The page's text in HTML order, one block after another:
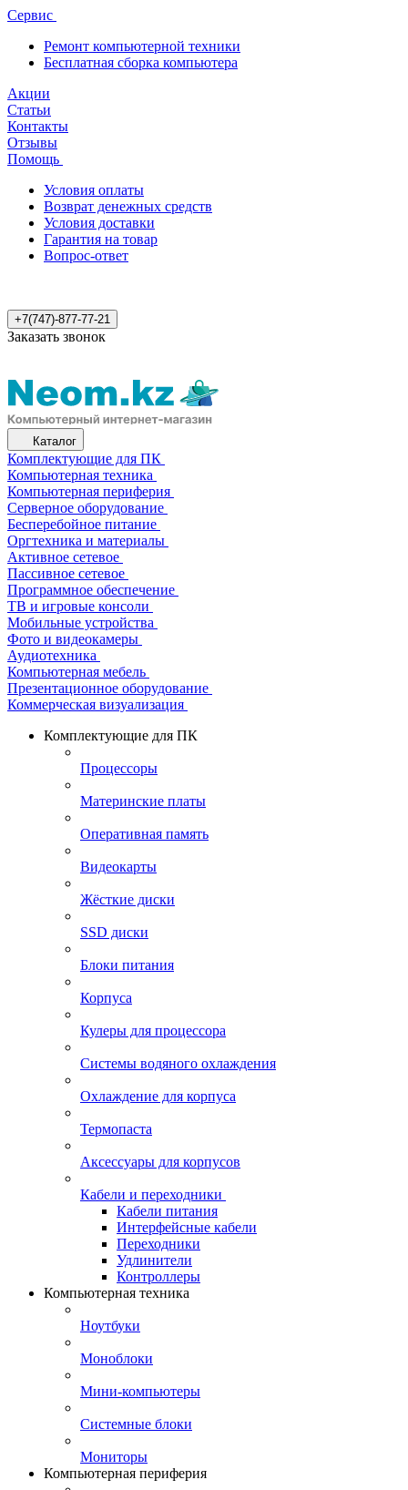
Сервис
Ремонт компьютерной техники
Бесплатная сборка компьютера
Акции
Статьи
Контакты
Отзывы
Помощь
Условия оплаты
Возврат денежных средств
Условия доставки
Гарантия на товар
Вопрос-ответ
+7(747)-877-77-21
Заказать звонок
Каталог
Комплектующие для ПК
Компьютерная техника
Компьютерная периферия
Серверное оборудование
Бесперебойное питание
Оргтехника и материалы
Активное сетевое
Пассивное сетевое
Программное обеспечение
ТВ и игровые консоли
Мобильные устройства
Фото и видеокамеры
Аудиотехника
Компьютерная мебель
Презентационное оборудование
Коммерческая визуализация
Комплектующие для ПК
Процессоры
Материнские платы
Оперативная память
Видеокарты
Жёсткие диски
SSD диски
Блоки питания
Корпуса
Кулеры для процессора
Системы водяного охлаждения
Охлаждение для корпуса
Термопаста
Аксессуары для корпусов
Кабели и переходники
Кабели питания
Интерфейсные кабели
Переходники
Удлинители
Контроллеры
Компьютерная техника
Ноутбуки
Моноблоки
Мини-компьютеры
Системные блоки
Мониторы
Компьютерная периферия